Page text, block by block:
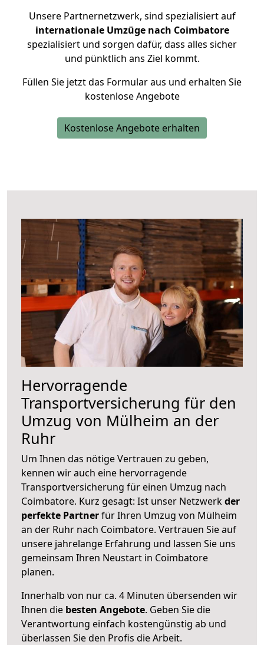
Unsere Partnernetzwerk, sind spezialisiert auf
internationale Umzüge nach Coimbatore
spezialisiert und sorgen dafür, dass alles sicher
und pünktlich ans Ziel kommt.
Füllen Sie jetzt das Formular aus und erhalten Sie
kostenlose Angebote
Kostenlose Angebote erhalten
Hervorragende
Transportversicherung für den
Umzug von Mülheim an der
Ruhr
Um Ihnen das nötige Vertrauen zu geben,
kennen wir auch eine hervorragende
Transportversicherung für einen Umzug nach
Coimbatore. Kurz gesagt: Ist unser Netzwerkder
perfekte Partnerfür Ihren Umzug von Mülheim
an der Ruhr nach Coimbatore. Vertrauen Sie auf
unsere jahrelange Erfahrung und lassen Sie uns
gemeinsam Ihren Neustart in Coimbatore
planen.
Innerhalb von nur ca. 4 Minuten übersenden wir
Ihnen die besten Angebote. Geben Sie die
Verantwortung einfach kostengünstig ab und
überlassen Sie den Profis die Arbeit.